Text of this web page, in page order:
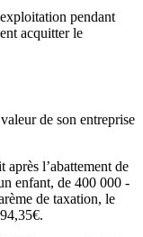
pendant
acquitter le
de son entreprise
après l’abattement de
enfant, de 400 000 -
de taxation, le